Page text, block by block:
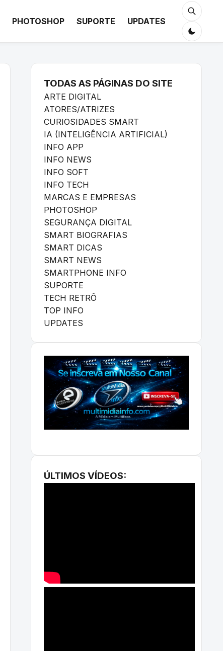
PHOTOSHOP SUPORTE UPDATES
TODAS AS PÁGINAS DO SITE
ARTE DIGITAL
ATORES/ATRIZES
CURIOSIDADES SMART
IA (INTELIGÊNCIA ARTIFICIAL)
INFO APP
INFO NEWS
INFO SOFT
INFO TECH
MARCAS E EMPRESAS
PHOTOSHOP
SEGURANÇA DIGITAL
SMART BIOGRAFIAS
SMART DICAS
SMART NEWS
SMARTPHONE INFO
SUPORTE
TECH RETRÔ
TOP INFO
UPDATES
ÚLTIMOS VÍDEOS: